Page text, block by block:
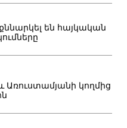
են հայկական
Առուստամյանի կողմից